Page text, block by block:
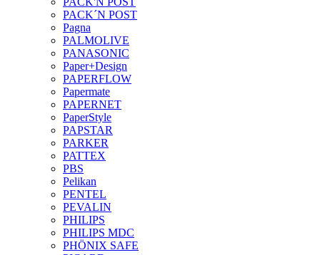
PACK´N POST
Pagna
PALMOLIVE
PANASONIC
Paper+Design
PAPERFLOW
Papermate
PAPERNET
PaperStyle
PAPSTAR
PARKER
PATTEX
PBS
Pelikan
PENTEL
PEVALIN
PHILIPS
PHILIPS MDC
PHÖNIX SAFE